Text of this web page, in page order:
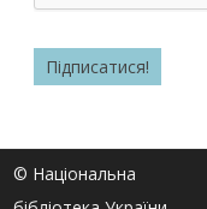
© Національна